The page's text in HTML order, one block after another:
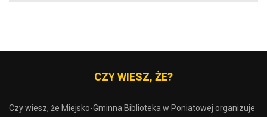
CZY WIESZ, ŻE?
Czy wiesz, że Miejsko-Gminna Biblioteka w Poniatowej organizuje